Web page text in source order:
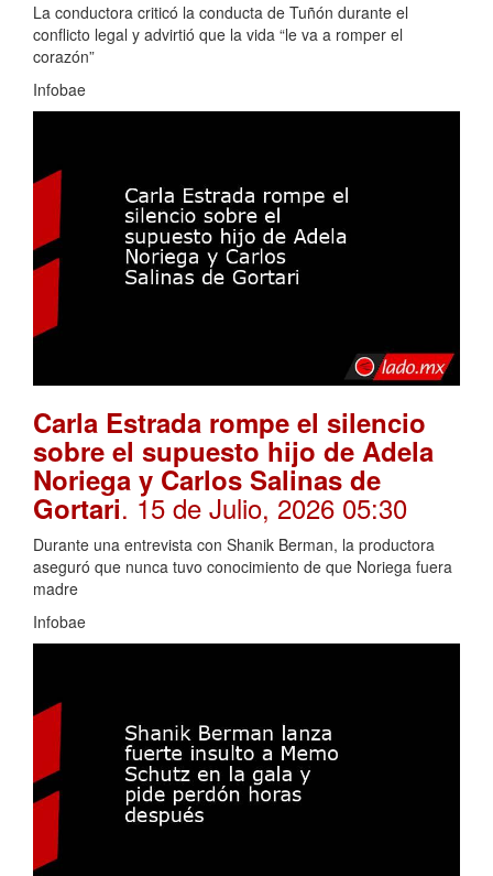
La conductora criticó la conducta de Tuñón durante el
conflicto legal y advirtió que la vida “le va a romper el
corazón”
Infobae
Carla Estrada rompe el silencio
sobre el supuesto hijo de Adela
Noriega y Carlos Salinas de
Gortari. 15 de Julio, 2026 05:30
Durante una entrevista con Shanik Berman, la productora
aseguró que nunca tuvo conocimiento de que Noriega fuera
madre
Infobae